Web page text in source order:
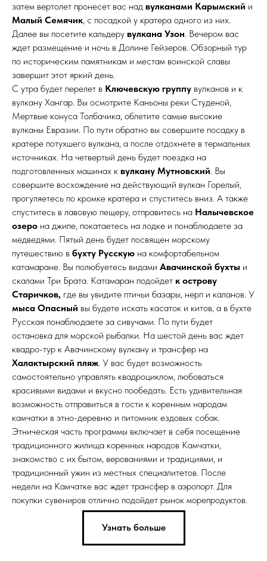
затем вертолет пронесет вас над вулканами Карымский и
Малый Семячик , с посадкой у кратера одного из них.
Далее вы посетите кальдеру вулкана Узон . Вечером вас
ждет размещение и ночь в Долине Гейзеров. Обзорный тур
по историческим памятникам и местам воинской славы
завершит этот яркий день.
С утра будет перелет в Ключевскую группу вулканов и к
вулкану Хангар. Вы осмотрите Каньоны реки Студеной,
Мертвые конуса Толбачика, облетите самые высокие
вулканы Евразии. По пути обратно вы совершите посадку в
кратере потухшего вулкана, а после отдохнете в термальных
источниках. На четвертый день будет поездка на
подготовленных машинах к вулкану Мутновский . Вы
совершите восхождение на действующий вулкан Горелый,
прогуляетесь по кромке кратера и спуститесь вниз. А также
спуститесь в лавовую пещеру, отправитесь на Налычевское
озеро на джипе, покатаетесь на лодке и понаблюдаете за
медведями. Пятый день будет посвящен морскому
путешествию в бухту Русскую на комфортабельном
катамаране. Вы полюбуетесь видами Авачинской бухты и
скалами Три Брата. Катамаран подойдет к острову
Старичков, где вы увидите птичьи базары, нерп и каланов. У
мыса Опасный вы будете искать касаток и китов, а в бухте
Русская понаблюдаете за сивучами. По пути будет
остановка для морской рыбалки. На шестой день вас ждет
квадро-тур к Авачинскому вулкану и трансфер на
Халактырский пляж . У вас будет возможность
самостоятельно управлять квадроциклом, любоваться
красивыми видами и вкусно пообедать. Есть удивительная
возможность отправиться в гости к коренным народам
камчатки в этно-деревню и питомник ездовых собак.
Этническая часть программы включает в себя посещение
традиционного жилища коренных народов Камчатки,
знакомство с их бытом, верованиями и традициями, и
традиционный ужин из местных специалитетов. После
недели на Камчатке вас ждет трансфер в аэропорт. Для
покупки сувениров отлично подойдет рынок морепродуктов.
Узнать больше